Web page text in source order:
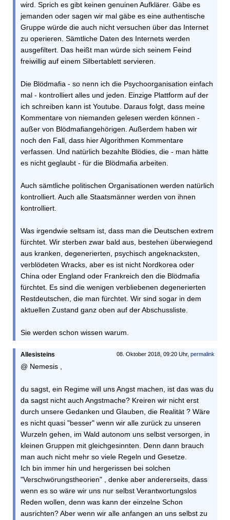
wird. Sprich es gibt keinen genuinen Aufklärer. Gäbe es
jemanden oder sagen wir mal gäbe es eine authentische
Gruppe würde die auch nicht versuchen über das Internet
zu operieren. Sämtliche Daten des Internets werden
ausgefiltert. Das heißt man würde sich seinem Feind
freiwillig auf einem Silbertablett servieren.
Die Blödmafia - so nenn ich die Psychoorganisation einfach
mal - kontrolliert alles und jeden. Einzige Plattform auf der
ich schreiben kann ist Youtube. Daraus folgt, dass meine
Kommentare von niemanden gelesen werden können -
außer von Blödmafiangehörigen. Außerdem haben wir
noch den Fall, dass hier Algorithmen Kommentare
verfassen. Und natürlich bezahlte Blödies, die - man hätte
es nicht geglaubt - für die Blödmafia arbeiten.
Auch sämtliche politischen Organisationen werden natürlich
kontrolliert. Auch alle Staatsmänner werden von ihnen
kontrolliert.
Was irgendwie seltsam ist, dass man die Deutschen extrem
fürchtet. Wir sterben zwar bald aus, bestehen überwiegend
aus kranken, degenerierten, psychisch angeknacksten,
verblödeten Wracks, aber es ist nicht Nordkorea oder
China oder England oder Frankreich den die Blödmafia
fürchtet. Es sind die wenigen verbliebenen degenerierten
Restdeutschen, die man fürchtet. Wir sind sogar in dem
aktuellen Zustand ganz oben auf der Abschussliste.
Sie werden schon wissen warum.
08. Oktober 2018, 09:20 Uhr, permalink
Allesisteins
@ Nemesis ,
du sagst, ein Regime will uns Angst machen, ist das was du
da sagst nicht auch Angstmache? Kreiren wir nicht erst
durch unsere Gedanken und Glauben, die Realität ? Wäre
es nicht quasi "besser" wenn wir alle zurück zu unseren
Wurzeln gehen, im Wald autonom uns selbst versorgen, in
kleinen Gruppen mit gleichgesinnten. Denn dann brauch
man auch nicht mehr so viele Regeln und Gesetze.
Ich bin immer hin und hergerissen bei solchen
"Verschwörungstheorien" , denke aber andererseits, dass
wenn es so wäre wir uns nur selbst Verantwortungslos
Reden wollen, denn was kann der einzelne Schon
ausrichten? Aber wenn wir alle anfangen an uns selbst zu